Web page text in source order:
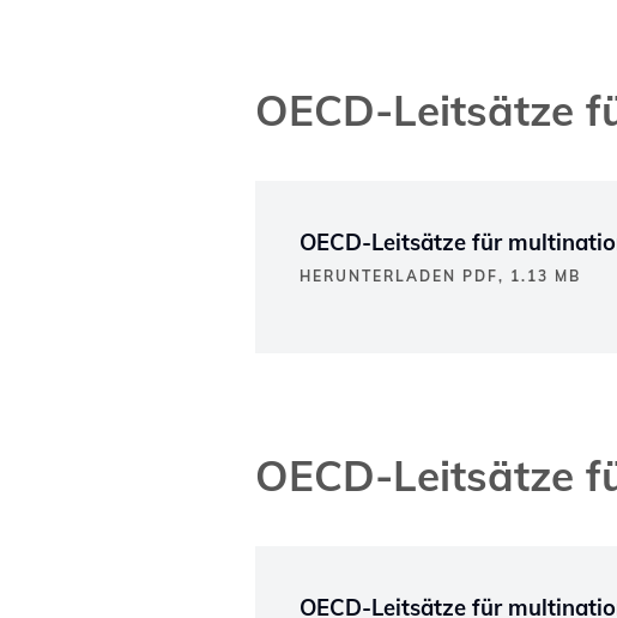
OECD-Leitsätze
OECD-Leitsätze für
HERUNTERLADEN PDF, 1.13 MB
OECD-Leitsätze
OECD-Leitsätze für